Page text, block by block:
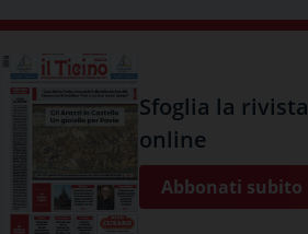
Sfoglia la rivista
online
Abbonati subito